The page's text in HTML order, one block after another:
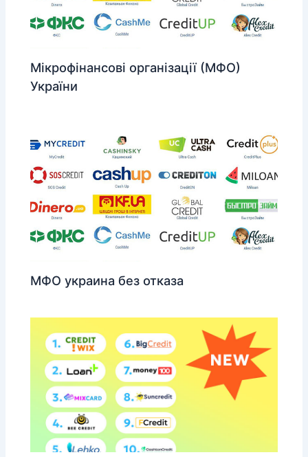
Мікрофінансові організації (МФО)
України
МФО украина без отказа